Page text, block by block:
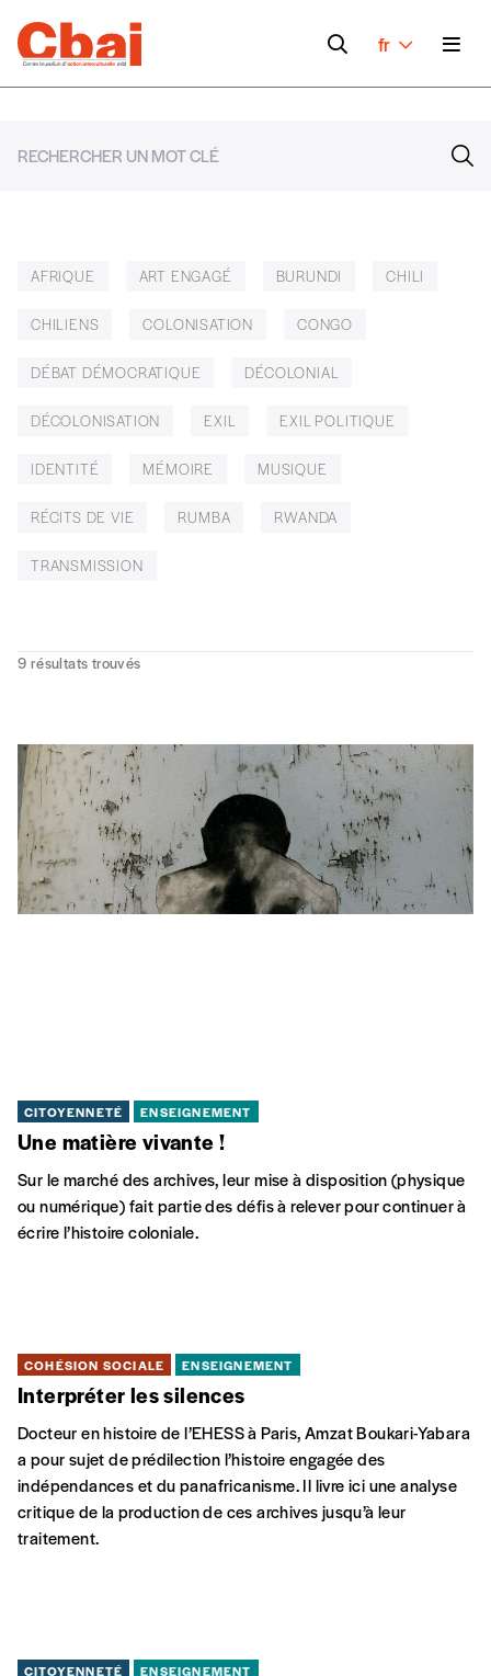
fr
AFRIQUE ART ENGAGÉ BURUNDI CHILI
CHILIENS COLONISATION CONGO
DÉBAT DÉMOCRATIQUE DÉCOLONIAL
DÉCOLONISATION EXIL EXIL POLITIQUE
IDENTITÉ MÉMOIRE MUSIQUE
RÉCITS DE VIE RUMBA RWANDA
TRANSMISSION
9 résultats trouvés
CITOYENNETÉ ENSEIGNEMENT
Une matière vivante !
Sur le marché des archives, leur mise à disposition (physique
ou numérique) fait partie des défis à relever pour continuer à
écrire l’histoire coloniale.